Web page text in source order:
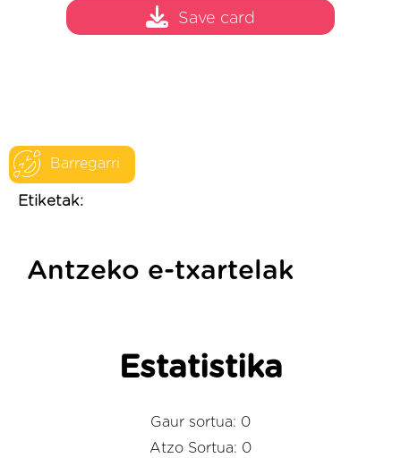
Barregarri
Etiketak:
Save card
Antzeko e-txartelak
Estatistika
Gaur sortua: 0
Atzo Sortua: 0